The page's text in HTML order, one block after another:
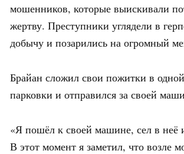
мошенников, которые выискивали
жертву. Преступники углядели в
добычу и позарились на огромный
Брайан сложил свои пожитки в
парковки и отправился за своей
«Я пошёл к своей машине, сел в неё
В этот момент я заметил, что возле